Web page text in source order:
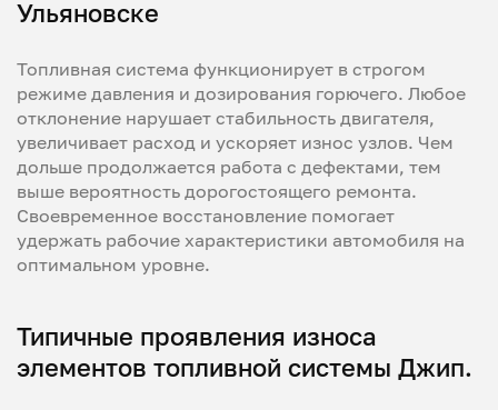
Ульяновске
Топливная система функционирует в строгом
режиме давления и дозирования горючего. Любое
отклонение нарушает стабильность двигателя,
увеличивает расход и ускоряет износ узлов. Чем
дольше продолжается работа с дефектами, тем
выше вероятность дорогостоящего ремонта.
Своевременное восстановление помогает
удержать рабочие характеристики автомобиля на
оптимальном уровне.
Типичные проявления износа
элементов топливной системы Джип.